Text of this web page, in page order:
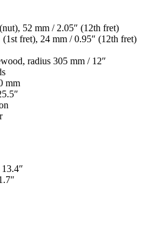
52 mm / 2.05″ (12th fret)
fret), 24 mm / 0.95″ (12th fret)
radius 305 mm / 12″
mm